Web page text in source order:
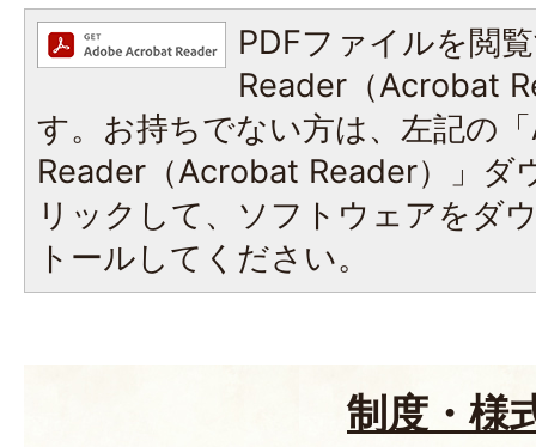
PDFファイルを閲
Reader（Acrobat
す。お持ちでない方は、左記の
Reader（Acrobat Reader）」ダ
リックして、ソフトウェアをダ
トールしてください。
制度・様